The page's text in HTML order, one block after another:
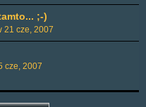
;-)
21 cze, 2007
cze, 2007